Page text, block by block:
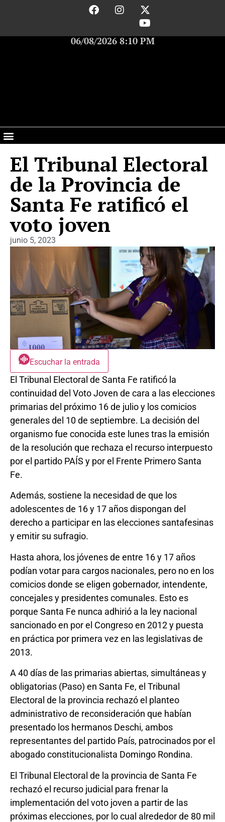
06/08/2026 8:10 PM
El Tribunal Electoral
de la Provincia de
Santa Fe ratificó el
voto joven
junio 5, 2023
Escuchar la entrada
El Tribunal Electoral de Santa Fe ratificó la
continuidad del Voto Joven de cara a las elecciones
primarias del próximo 16 de julio y los comicios
generales del 10 de septiembre. La decisión del
organismo fue conocida este lunes tras la emisión
de la resolución que rechaza el recurso interpuesto
por el partido PAÍS y por el Frente Primero Santa
Fe.
Además, sostiene la necesidad de que los
adolescentes de 16 y 17 años dispongan del
derecho a participar en las elecciones santafesinas
y emitir su sufragio.
Hasta ahora, los jóvenes de entre 16 y 17 años
podían votar para cargos nacionales, pero no en los
comicios donde se eligen gobernador, intendente,
concejales y presidentes comunales. Esto es
porque Santa Fe nunca adhirió a la ley nacional
sancionado en por el Congreso en 2012 y puesta
en práctica por primera vez en las legislativas de
2013.
A 40 días de las primarias abiertas, simultáneas y
obligatorias (Paso) en Santa Fe, el Tribunal
Electoral de la provincia rechazó el planteo
administrativo de reconsideración que habían
presentado los hermanos Deschi, ambos
representantes del partido País, patrocinados por el
abogado constitucionalista Domingo Rondina.
El Tribunal Electoral de la provincia de Santa Fe
rechazó el recurso judicial para frenar la
implementación del voto joven a partir de las
próximas elecciones, por lo cual alrededor de 80 mil